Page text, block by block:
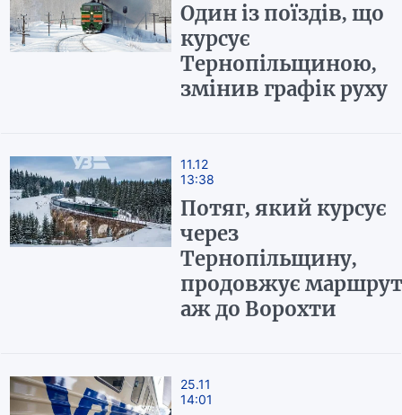
Один із поїздів, що
курсує
Тернопільщиною,
змінив графік руху
11.12
13:38
Потяг, який курсує
через
Тернопільщину,
продовжує маршрут
аж до Ворохти
25.11
14:01